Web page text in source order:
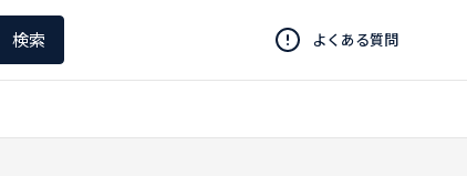
検索 よくある質問